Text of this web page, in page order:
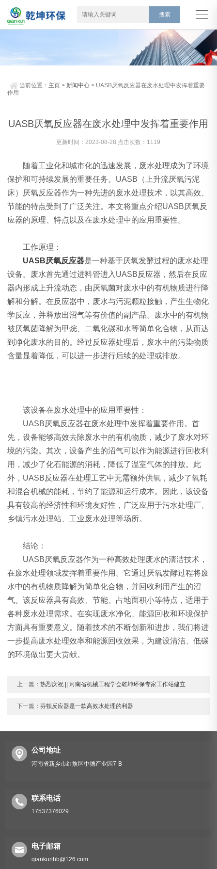
当前位置： 主页 > 新闻中心 > UASB厌氧反应器在废水处理中发挥着重要
作用
UASB厌氧反应器在废水处理中发挥着重要作用
更新时间：2023-08-28 点击次数：1119
随着工业化和城市化的迅速发展，废水处理成为了环境
保护和可持续发展的重要任务。UASB（上升流厌氧污泥
床）厌氧反应器作为一种先进的废水处理技术，以其高效、
节能的特点受到了广泛关注。本文将重点介绍UASB厌氧反
应器的原理、特点以及在废水处理中的应用重要性。
工作原理：
UASB厌氧反应器是一种基于厌氧发酵过程的废水处理
设备。废水首先通过进料管进入UASB反应器，然后在反应
器内形成上升流动态，由厌氧菌对废水中的有机物质进行降
解和分解。在反应器中，废水与污泥颗粒接触，产生生物化
学反应，并释放出沼气等有价值的副产品。废水中的有机物
被厌氧菌降解为甲烷、二氧化碳和水等简单化合物，从而达
到净化废水的目的。经过反应器处理后，废水中的污染物质
含量显着降低，可以进一步进行后续的处理或排放。
该设备在废水处理中的应用重要性：
UASB厌氧反应器在废水处理中发挥着重要作用。首
先，设备能够高效去除废水中的有机物质，减少了废水对环
境的污染。其次，设备产生的沼气可以作为能源进行回收利
用，减少了化石能源的消耗，降低了温室气体的排放。此
外，UASB反应器在处理工艺中无需额外供氧，减少了氧耗
和混合机械的能耗，节约了能源和运行成本。因此，该设备
具有较高的经济性和环境友好性，广泛应用于污水处理厂、
乡镇污水处理站、工业废水处理等场所。
结论：
UASB厌氧反应器作为一种高效处理废水的清洁技术，
在废水处理领域发挥着重要作用。它通过厌氧发酵过程将废
水中的有机物质降解为简单化合物，并回收利用产生的沼
气。该反应器具有高效、节能、占地面积小等特点，适用于
各种废水处理需求。在实现废水净化、能源回收和环境保护
方面具有重要意义。随着技术的不断创新和进步，我们将进
一步提高废水处理效率和能源回收效果，为建设清洁、低碳
的环境做出更大贡献。
上一篇：热烈庆祝 || 河南省机械工程学会乾坤环保专家工作站建立
下一篇：芬顿反应器是一款高效水处理的利器
公司地址
河南省新乡市红旗区中德产业园7-B
联系电话
17537376029
电子邮箱
qiankunhb@126.com